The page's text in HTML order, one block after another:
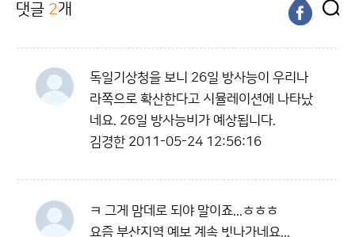
댓글 2개
독일기상청을 보니 26일 방사능이 우리나
라쪽으로 확산한다고 시뮬레이션에 나타났
네요. 26일 방사능비가 예상됩니다.
김경한 2011-05-24 12:56:16
ㅋ 그게 맘데로 되야 말이죠...ㅎㅎㅎ
요즘 부산지역 예보 계속 빗나가네요...